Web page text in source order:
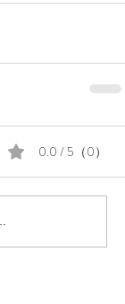
0.0 / 5（0）